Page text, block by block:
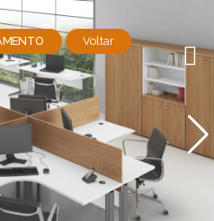
Voltar